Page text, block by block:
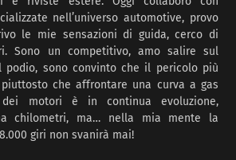
nell’universo automotive, provo
le mie sensazioni di guida, cerco di
Sono un competitivo, amo salire sul
sono convinto che il pericolo più
che affrontare una curva a gas
motori è in continua evoluzione,
chilometri, ma… nella mia mente la
giri non svanirà mai!